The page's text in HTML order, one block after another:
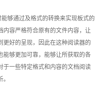
够通过及格式的转换来实现板式的
内容严格符合原有的文件内容，让
更好的呈现，因此在这种阅读器的
能够更加可靠，能够让所获取的各
于一些特定格式和内容的文档阅读